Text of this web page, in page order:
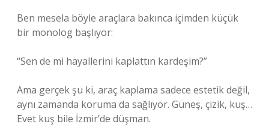
Ben mesela böyle araçlara bakınca içimden küçük
bir monolog başlıyor:
“Sen de mi hayallerini kaplattın kardeşim?”
Ama gerçek şu ki, araç kaplama sadece estetik değil,
aynı zamanda koruma da sağlıyor. Güneş, çizik, kuş…
Evet kuş bile İzmir’de düşman.